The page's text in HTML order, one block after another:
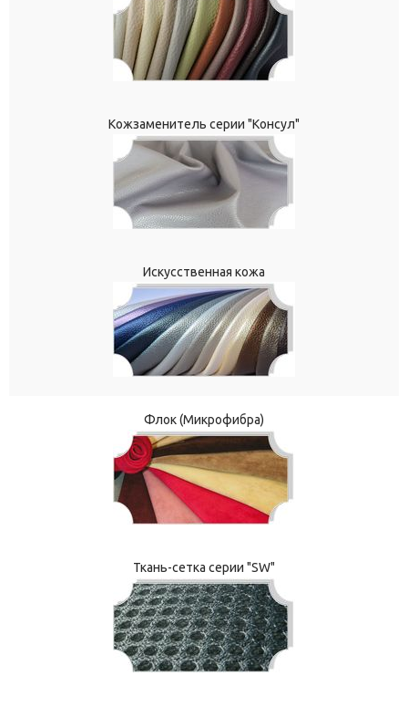
Кожзаменитель серии "Консул"
Искусственная кожа
Флок (Микрофибра)
Ткань-сетка серии "SW"